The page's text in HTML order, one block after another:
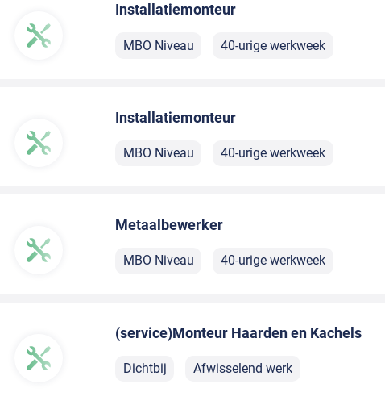
Installatiemonteur
MBO Niveau 40-urige werkweek
Installatiemonteur
MBO Niveau 40-urige werkweek
Metaalbewerker
MBO Niveau 40-urige werkweek
(service)Monteur Haarden en Kachels
Dichtbij Afwisselend werk